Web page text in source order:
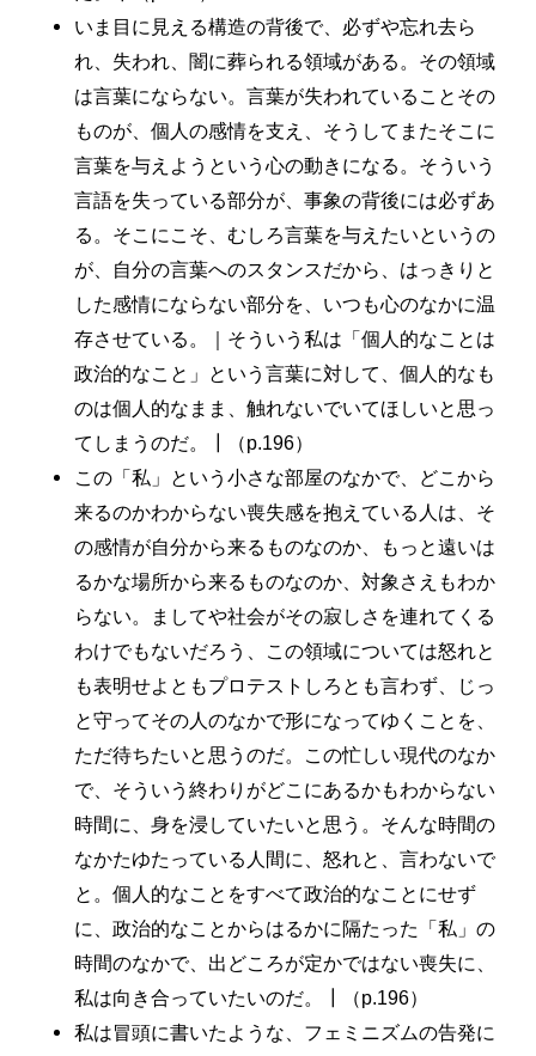
いま目に見える構造の背後で、必ずや忘れ去ら
れ、失われ、闇に葬られる領域がある。その領域
は言葉にならない。言葉が失われていることその
ものが、個人の感情を支え、そうしてまたそこに
言葉を与えようという心の動きになる。そういう
言語を失っている部分が、事象の背後には必ずあ
る。そこにこそ、むしろ言葉を与えたいというの
が、自分の言葉へのスタンスだから、はっきりと
した感情にならない部分を、いつも心のなかに温
存させている。｜そういう私は「個人的なことは
政治的なこと」という言葉に対して、個人的なも
のは個人的なまま、触れないでいてほしいと思っ
てしまうのだ。┃（p.196）
この「私」という小さな部屋のなかで、どこから
来るのかわからない喪失感を抱えている人は、そ
の感情が自分から来るものなのか、もっと遠いは
るかな場所から来るものなのか、対象さえもわか
らない。ましてや社会がその寂しさを連れてくる
わけでもないだろう、この領域については怒れと
も表明せよともプロテストしろとも言わず、じっ
と守ってその人のなかで形になってゆくことを、
ただ待ちたいと思うのだ。この忙しい現代のなか
で、そういう終わりがどこにあるかもわからない
時間に、身を浸していたいと思う。そんな時間の
なかたゆたっている人間に、怒れと、言わないで
と。個人的なことをすべて政治的なことにせず
に、政治的なことからはるかに隔たった「私」の
時間のなかで、出どころが定かではない喪失に、
私は向き合っていたいのだ。┃（p.196）
私は冒頭に書いたような、フェミニズムの告発に